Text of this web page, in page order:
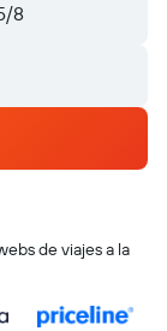
8
de viajes a la